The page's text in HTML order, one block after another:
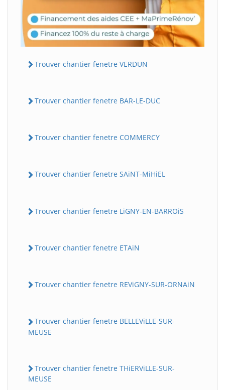
Trouver chantier fenetre VERDUN
Trouver chantier fenetre BAR-LE-DUC
Trouver chantier fenetre COMMERCY
Trouver chantier fenetre SAiNT-MiHiEL
Trouver chantier fenetre LiGNY-EN-BARROiS
Trouver chantier fenetre ETAiN
Trouver chantier fenetre REViGNY-SUR-ORNAiN
Trouver chantier fenetre BELLEViLLE-SUR-
MEUSE
Trouver chantier fenetre THiERViLLE-SUR-
MEUSE